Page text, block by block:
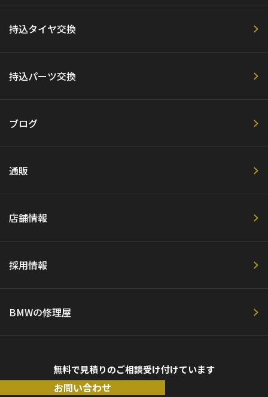
持込タイヤ交換
持込パーツ交換
ブログ
通販
店舗情報
採用情報
BMWの修理屋
無料で見積りのご相談受け付けています
お問い合わせ